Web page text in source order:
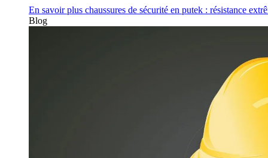
En savoir plus chaussures de sécurité en putek : résistance
Blog